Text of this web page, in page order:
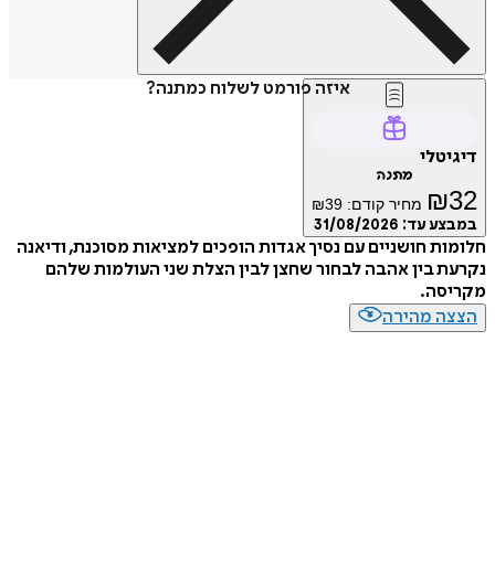
איזה פורמט לשלוח כמתנה?
דיגיטלי
מתנה
₪32 מחיר קודם: ₪39
במבצע עד: 31/08/2026
חלומות חושניים עם נסיך אגדות הופכים למציאות מסוכנת, ודיאנה
נקרעת בין אהבה לבחור שחצן לבין הצלת שני העולמות שלהם
מקריסה.
הצצה מהירה